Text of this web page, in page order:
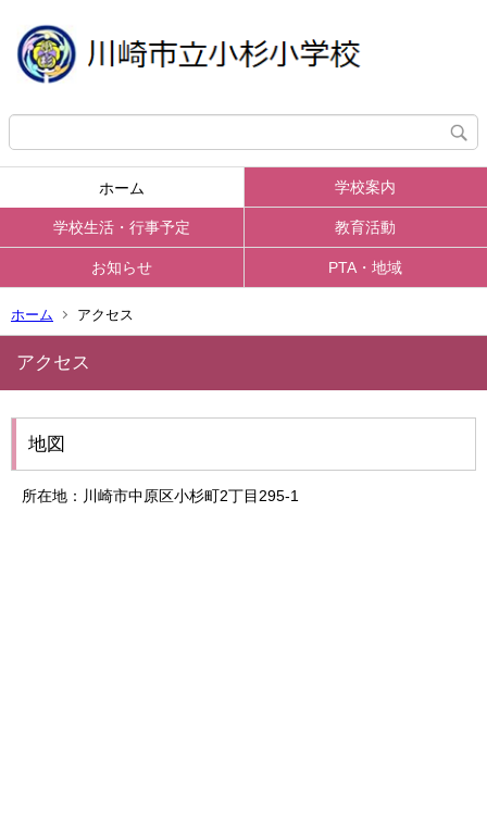
ホーム 学校案内
学校生活・行事予定 教育活動
お知らせ PTA・地域
ホーム アクセス
アクセス
地図
所在地：川崎市中原区小杉町2丁目295-1